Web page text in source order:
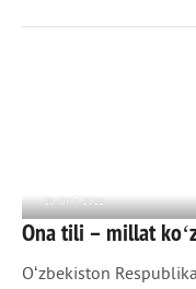
20 ОКТ 2022
943 0
Ona tili – millat
Oʻzbekiston